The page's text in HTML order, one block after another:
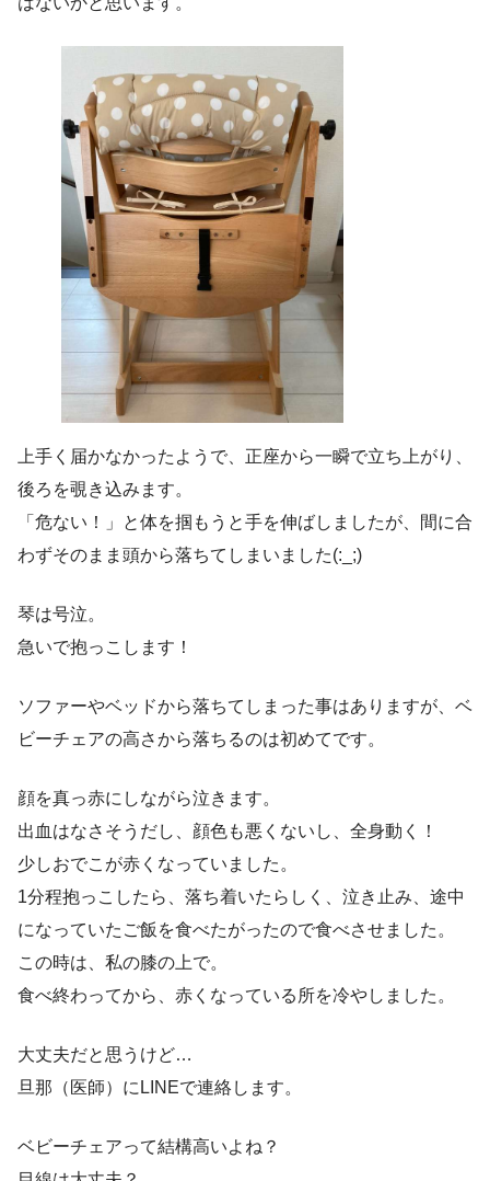
上手く届かなかったようで、正座から一瞬で立ち上がり、
後ろを覗き込みます。
「危ない！」と体を掴もうと手を伸ばしましたが、間に合
わずそのまま頭から落ちてしまいました(:_;)
琴は号泣。
急いで抱っこします！
ソファーやベッドから落ちてしまった事はありますが、ベ
ビーチェアの高さから落ちるのは初めてです。
顔を真っ赤にしながら泣きます。
出血はなさそうだし、顔色も悪くないし、全身動く！
少しおでこが赤くなっていました。
1分程抱っこしたら、落ち着いたらしく、泣き止み、途中
になっていたご飯を食べたがったので食べさせました。
この時は、私の膝の上で。
食べ終わってから、赤くなっている所を冷やしました。
大丈夫だと思うけど…
旦那（医師）にLINEで連絡します。
ベビーチェアって結構高いよね？